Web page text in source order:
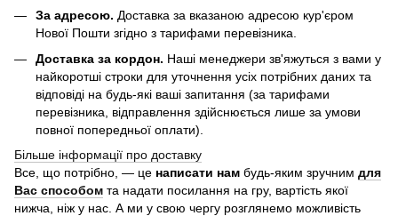
За адресою. Доставка за вказаною адресою кур'єром
Нової Пошти згідно з тарифами перевізника.
Доставка за кордон. Наші менеджери зв'яжуться з вами у
найкоротші строки для уточнення усіх потрібних даних та
відповіді на будь-які ваші запитання (за тарифами
перевізника, відправлення здійснюється лише за умови
повної попередньої оплати).
Більше інформації про доставку
Все, що потрібно, — це написати нам будь-яким зручним для
Вас способом та надати посилання на гру, вартість якої
нижча, ніж у нас. А ми у свою чергу розглянемо можливість